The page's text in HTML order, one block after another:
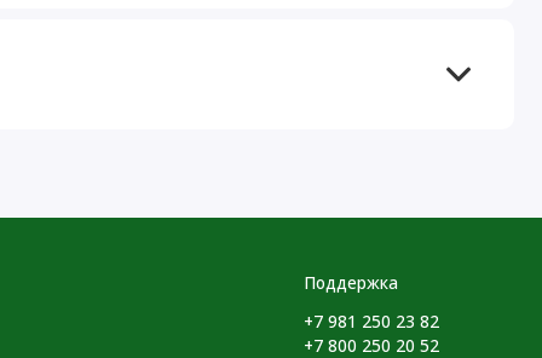
Поддержка
+7 981 250 23 82
+7 800 250 20 52